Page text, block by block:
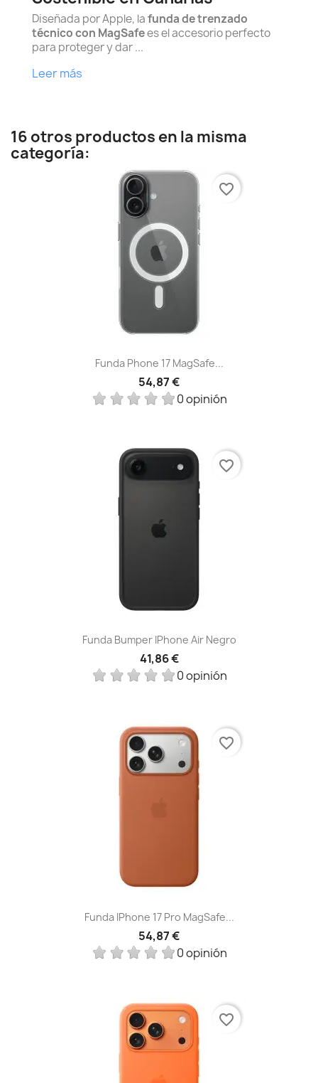
Diseñada por Apple, lafunda de trenzado
técnico con MagSafees el accesorio perfecto
para proteger y dar ...
Leer más
16 otros productos en la misma
categoría:
Funda Phone 17 MagSafe...
54,87 €
0 opinión
favorite_border
Funda Bumper IPhone Air Negro
41,86 €
0 opinión
favorite_border
Funda IPhone 17 Pro MagSafe...
54,87 €
0 opinión
favorite_border
favorite_border